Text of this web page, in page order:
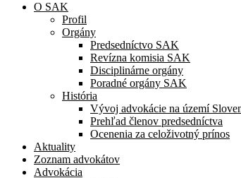
O SAK
Profil
Orgány
Predsedníctvo SAK
Revízna komisia SAK
Disciplinárne orgány
Poradné orgány SAK
História
Vývoj advokácie na území
Prehľad členov predsedníctva
Ocenenia za celoživotný prínos
Aktuality
Zoznam advokátov
Advokácia